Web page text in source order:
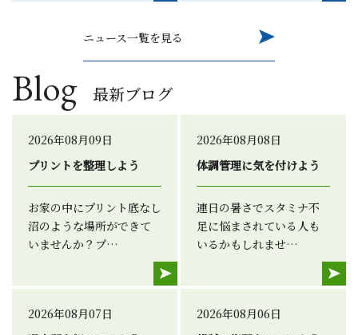
ニュース一覧を見る
Blog 最新ブログ
2026年08月09日
プリントを整理しよう
お家の中にプリント底なし
沼のような場所ができて
いませんか？プ…
2026年08月08日
体調管理に気を付けよう
連日の暑さでスタミナ不
足に悩まされている人も
いるかもしれませ…
2026年08月07日
2026年08月06日